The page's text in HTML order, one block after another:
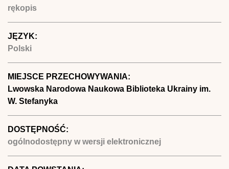
rękopis
JĘZYK:
Polski
MIEJSCE PRZECHOWYWANIA:
Lwowska Narodowa Naukowa Biblioteka Ukrainy im.
W. Stefanyka
DOSTĘPNOŚĆ:
ogólnodostępny w wersji elektronicznej